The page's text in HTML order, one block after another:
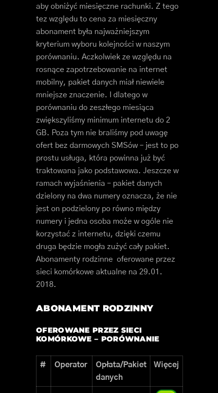
aby obniżyć miesięczne rachunki. Z tego
tez względu to cena za miesięczny
abonament była najważniejszym
kryterium wyboru kolejności w naszym
porównaniu. Aczkolwiek ze względu na
rosnące zapotrzebowanie na internet
mobilny, pakiet danych miał niewiele
mniejsze znaczenie. I dlatego w
porównaniu do zeszłego miesiąca
zwiększyliśmy minimum internetu do 2
GB. Poza tym nie braliśmy pod uwagę
ofert bez darmowych SMSów – jest to po
prostu usługa, która powinna już być
traktowana jako podstawowa. Jeszcze w
ramach wyjaśnienia – pakiet danych
dzielony na dwa numery oznacza, że nie
jest on podzielony po równo między
numery i jedna osoba może w ogóle nie
korzystać z internetu, dzięki czemu
druga będzie mogła zużyć cały pakiet.
Abonamenty rodzinne oferowane przez
sieci komórkowe aktualne na 29.01.
2018.
ABONAMENT RODZINNY
OFEROWANE PRZEZ SIECI
KOMÓRKOWE – PORÓWNANIE
# Operator
Opłata/Pakiet
danych
Więcej